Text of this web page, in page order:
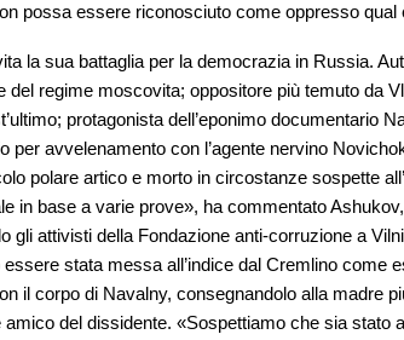
possa essere riconosciuto come oppresso qual
la sua battaglia per la democrazia in Russia.
del regime moscovita; oppositore più temuto da
protagonista dell’eponimo documentario
per avvelenamento con l’agente nervino
polare artico e morto in circostanze sospette
in base a varie prove», ha commentato
gli attivisti della Fondazione anti-corruzione a
essere stata messa all’indice dal Cremlino come
il corpo di Navalny, consegnandolo alla madre
amico del dissidente. «Sospettiamo che sia